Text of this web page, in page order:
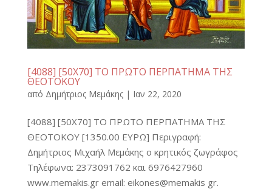
[4088] [50Χ70] ΤΟ ΠΡΩΤΟ ΠΕΡΠΑΤΗΜΑ ΤΗΣ
ΘΕΟΤΟΚΟΥ
από Δημήτριος Μεμάκης| Ιαν 22, 2020
[4088] [50Χ70] ΤΟ ΠΡΩΤΟ ΠΕΡΠΑΤΗΜΑ ΤΗΣ
ΘΕΟΤΟΚΟΥ [1350.00 ΕΥΡΩ] Περιγραφή:
Δημήτριος Μιχαήλ Μεμάκης ο κρητικός ζωγράφος
Τηλέφωνα: 2373091762 και 6976427960
www.memakis.gr email: eikones@memakis gr.